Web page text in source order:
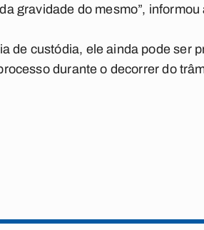
gravidade do mesmo”, informou
de custódia, ele ainda pode ser
durante o decorrer do